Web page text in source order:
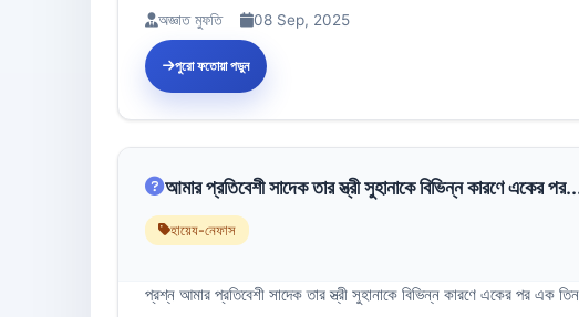
অজ্ঞাত মুফতি 08 Sep, 2025
পুরো ফতোয়া পড়ুন
আমার প্রতিবেশী সাদেক তার স্ত্রী সুহানাকে বিভিন্ন কারণে একের
হায়েয-নেফাস
প্রশ্ন আমার প্রতিবেশী সাদেক তার স্ত্রী সুহানাকে বিভিন্ন কারণে একের পর এক